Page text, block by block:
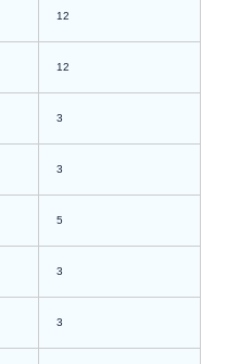
12
12
3
3
5
3
3